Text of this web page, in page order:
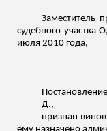
Заместитель
судебного участка
июля 2010 года,
Д.,
признан